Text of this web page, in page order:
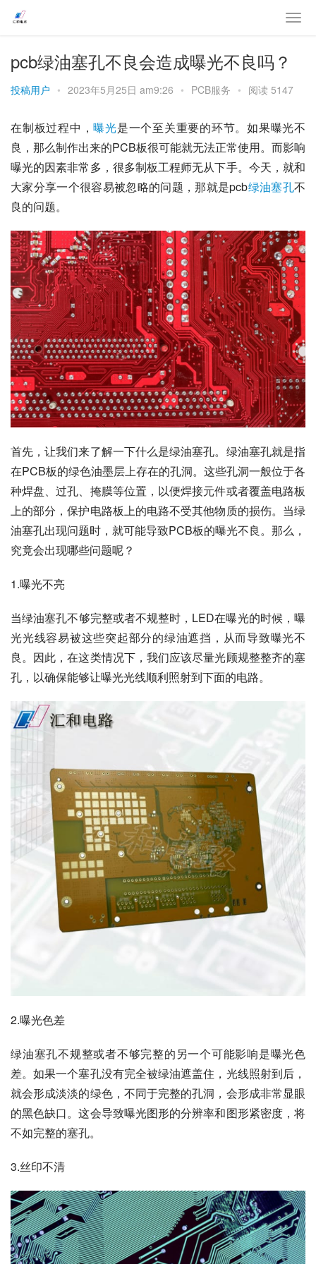
pcb绿油塞孔不良会造成曝光不良吗？
投稿用户 • 2023年5月25日 am9:26 • PCB服务 • 阅读 5147
在制板过程中，曝光是一个至关重要的环节。如果曝光不
良，那么制作出来的PCB板很可能就无法正常使用。而影响
曝光的因素非常多，很多制板工程师无从下手。今天，就和
大家分享一个很容易被忽略的问题，那就是pcb绿油塞孔不
良的问题。
首先，让我们来了解一下什么是绿油塞孔。绿油塞孔就是指
在PCB板的绿色油墨层上存在的孔洞。这些孔洞一般位于各
种焊盘、过孔、掩膜等位置，以便焊接元件或者覆盖电路板
上的部分，保护电路板上的电路不受其他物质的损伤。当绿
油塞孔出现问题时，就可能导致PCB板的曝光不良。那么，
究竟会出现哪些问题呢？
1.曝光不亮
当绿油塞孔不够完整或者不规整时，LED在曝光的时候，曝
光光线容易被这些突起部分的绿油遮挡，从而导致曝光不
良。因此，在这类情况下，我们应该尽量光顾规整整齐的塞
孔，以确保能够让曝光光线顺利照射到下面的电路。
2.曝光色差
绿油塞孔不规整或者不够完整的另一个可能影响是曝光色
差。如果一个塞孔没有完全被绿油遮盖住，光线照射到后，
就会形成淡淡的绿色，不同于完整的孔洞，会形成非常显眼
的黑色缺口。这会导致曝光图形的分辨率和图形紧密度，将
不如完整的塞孔。
3.丝印不清